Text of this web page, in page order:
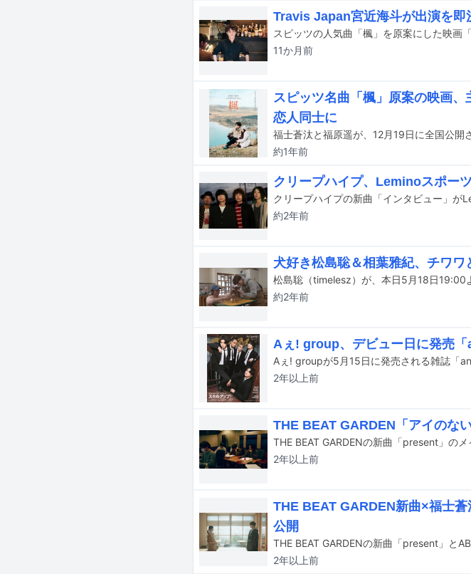
Travis Japan宮近海斗が出演を即
11か月前
スピッツ名曲「楓」原案の映画
恋人同士に
約1年前
クリープハイプ、Leminoスポー
約2年前
犬好き松島聡＆相葉雅紀、チワ
約2年前
Aぇ! group、デビュー日に発売
Aぇ! groupが5月15日に発売される雑誌「
2年以上前
THE BEAT GARDEN「アイのな
THE BEAT GARDENの新曲「present」の
2年以上前
THE BEAT GARDEN新曲×福士
公開
2年以上前